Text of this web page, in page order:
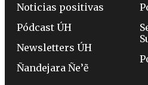
Noticias positivas
Pódcast ÚH
Newsletters ÚH
Ñandejara Ñe’ẽ